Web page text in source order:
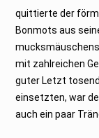
quittierte der
Bonmots aus
mit zahlreichen
guter Letzt
einsetzten, war
auch ein paar